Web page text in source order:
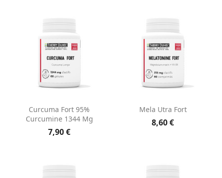
Curcuma Fort 95%
Curcumine 1344 Mg
7,90 €
Mela Utra Fort
8,60 €